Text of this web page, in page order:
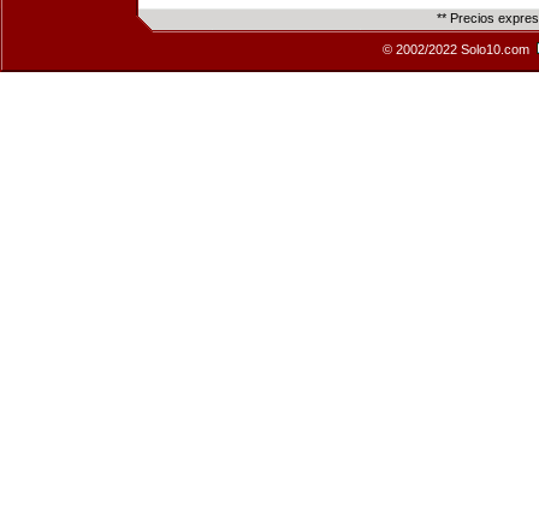
** Precios
© 2002/2022 Solo10.com